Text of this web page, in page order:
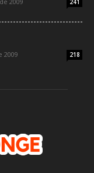
241
2009 218